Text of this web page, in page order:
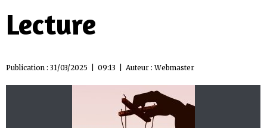
Lecture
Publication : 31/03/2025 | 09:13 | Auteur :Webmaster